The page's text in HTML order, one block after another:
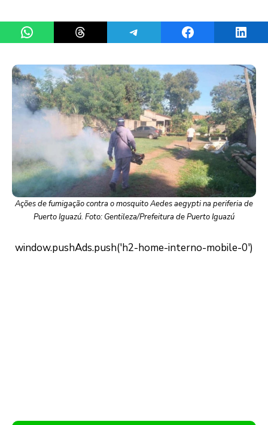
Share on WhatsAppShare on ThreadsShare on TelegramShare on Facebook
Ações de fumigação contra o mosquito Aedes aegypti na periferia de
Puerto Iguazú. Foto: Gentileza/Prefeitura de Puerto Iguazú